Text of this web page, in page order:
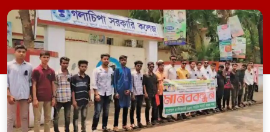
প্রতিবাদে গলাচিপায় মানববন্ধন করেছে গলাচিপা
ছাত্রদল। সোমবার (২১ এপ্রিল) সকালে গলাচিপা
উপজেলা, পৌর ও সরকারী কলেজের মূল
ফটকে কলেজ ছাত্রদলের আয়োজনে এ
মানববন্ধন অনুষ্ঠিত হয়। প্রাইম এশিয়া
ইউনিভার্সিটি ছাত্রদল নেতা জাহিদুল […]